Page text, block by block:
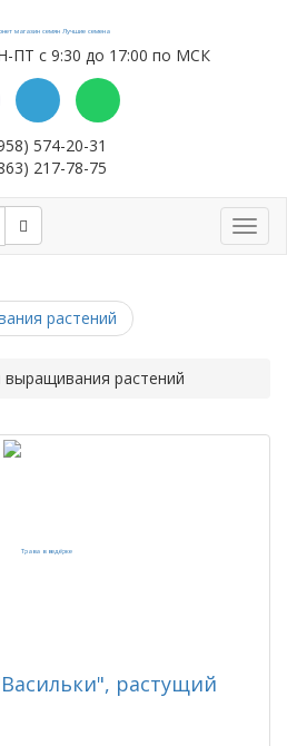
ПТ с 9:30 до 17:00 по МСК
574-20-31
217-78-75
растений
растений
растущий